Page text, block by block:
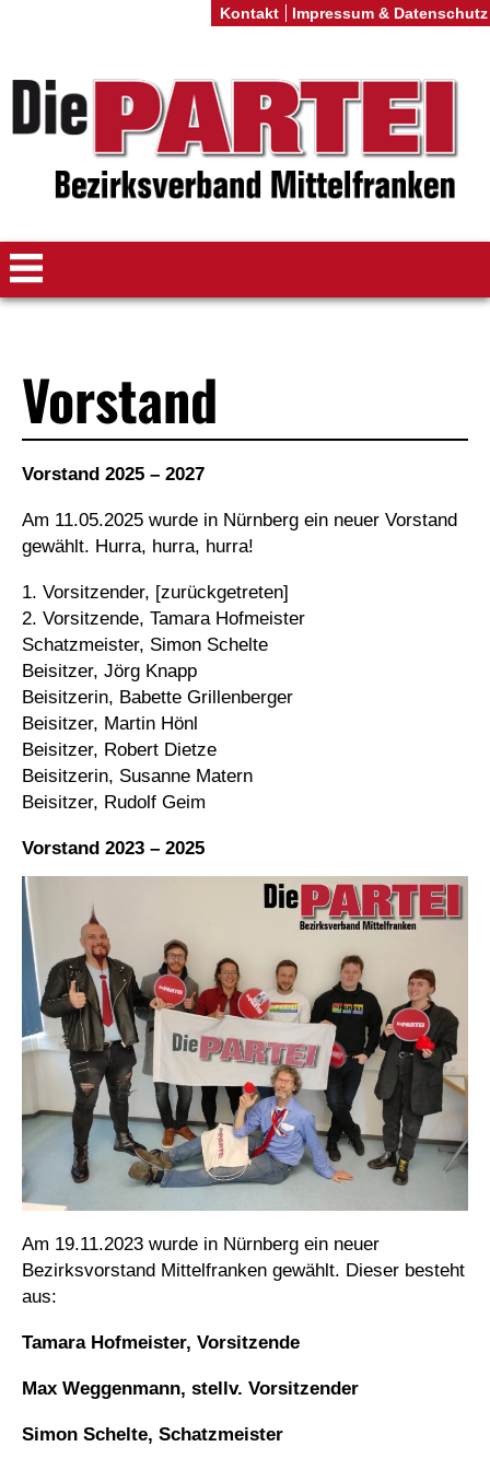
Vorstand
Vorstand 2025 – 2027
Am 11.05.2025 wurde in Nürnberg ein neuer Vorstand
gewählt. Hurra, hurra, hurra!
1. Vorsitzender, [zurückgetreten]
2. Vorsitzende, Tamara Hofmeister
Schatzmeister, Simon Schelte
Beisitzer, Jörg Knapp
Beisitzerin, Babette Grillenberger
Beisitzer, Martin Hönl
Beisitzer, Robert Dietze
Beisitzerin, Susanne Matern
Beisitzer, Rudolf Geim
Vorstand 2023 – 2025
Am 19.11.2023 wurde in Nürnberg ein neuer
Bezirksvorstand Mittelfranken gewählt. Dieser besteht
aus:
Tamara Hofmeister, Vorsitzende
Max Weggenmann, stellv. Vorsitzender
Simon Schelte, Schatzmeister
Kontakt Impressum & Datenschutz